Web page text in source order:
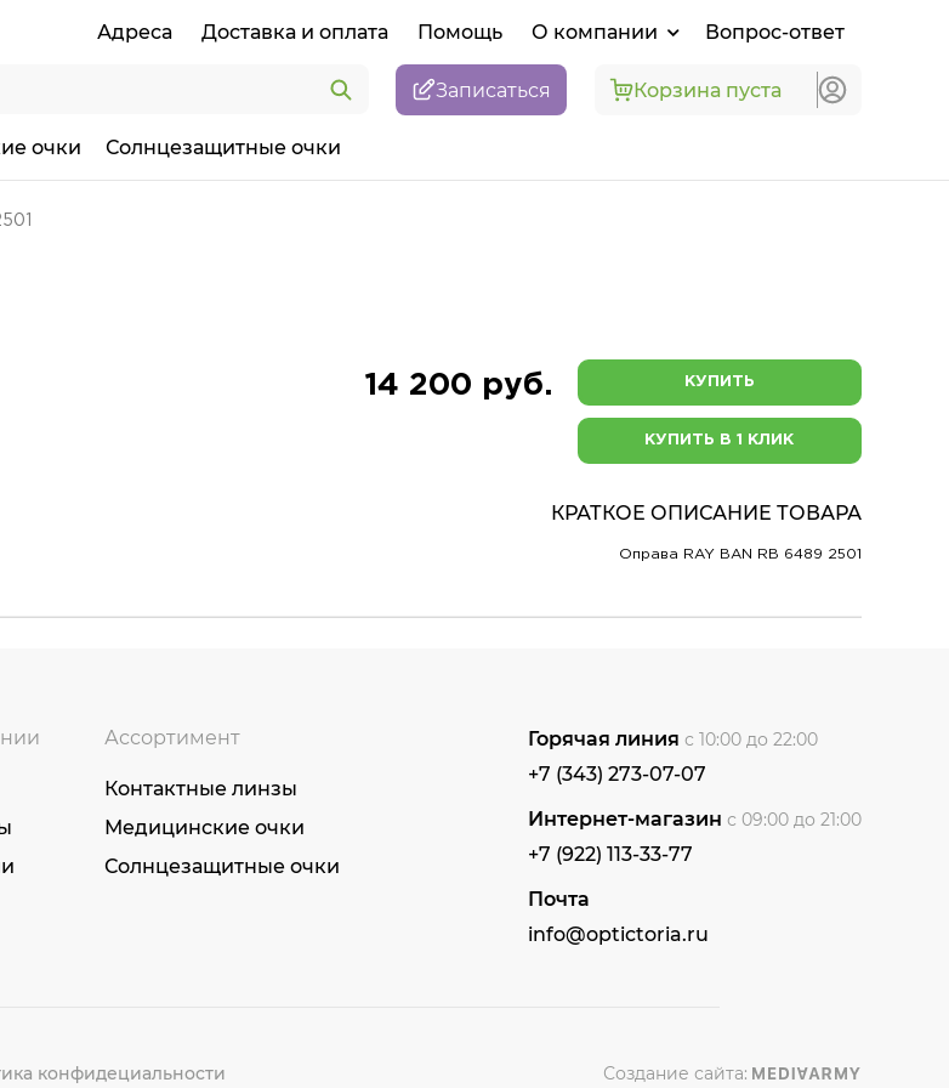
Адреса Доставка и оплата Помощь О компании Вопрос-ответ
Записаться Корзина пуста
очки Солнцезащитные очки
14 200 руб. КУПИТЬ
КУПИТЬ В 1 КЛИК
КРАТКОЕ ОПИСАНИЕ ТОВАРА
Оправа RAY BAN RB 6489 2501
Ассортимент
Контактные линзы
Медицинские очки
Солнцезащитные очки
Горячая линия с 10:00 до 22:00
+7 (343) 273-07-07
Интернет-магазин с 09:00 до 21:00
+7 (922) 113-33-77
Почта
info@optictoria.ru
конфидециальности Создание сайта: